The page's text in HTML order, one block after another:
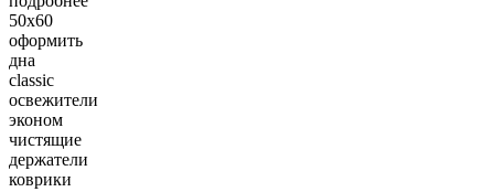
50х60
оформить
дна
classic
освежители
эконом
чистящие
держатели
коврики